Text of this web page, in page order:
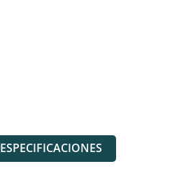
ESPECIFICACIONES